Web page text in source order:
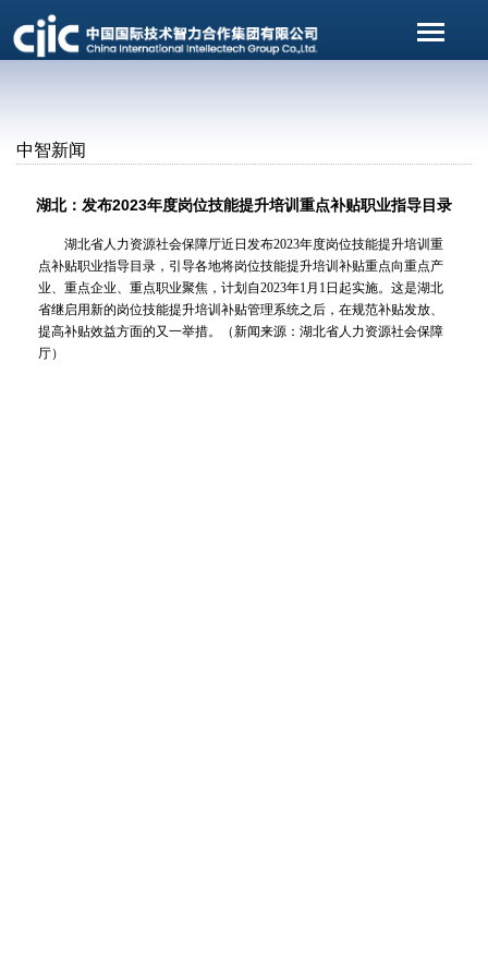
中智新闻
湖北：发布2023年度岗位技能提升培训重点补贴职业指导目录
湖北省人力资源社会保障厅近日发布2023年度岗位技能提升培训重
点补贴职业指导目录，引导各地将岗位技能提升培训补贴重点向重点产
业、重点企业、重点职业聚焦，计划自2023年1月1日起实施。这是湖北
省继启用新的岗位技能提升培训补贴管理系统之后，在规范补贴发放、
提高补贴效益方面的又一举措。（新闻来源：湖北省人力资源社会保障
厅）